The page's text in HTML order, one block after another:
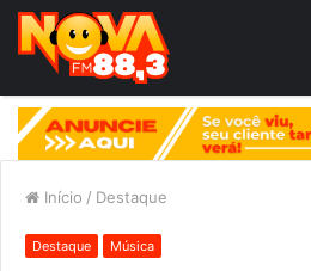
Início / Destaque
Destaque Música